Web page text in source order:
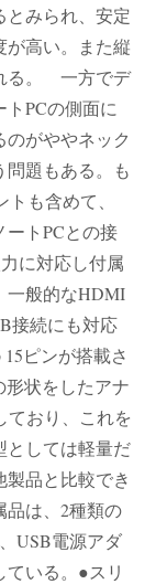
とみられ、安定
が高い。また縦
る。 一方でデ
PCの側面に
がややネック
題もある。も
も含めて、
トPCとの接
に対応し付属
般的なHDMI
接続にも対応
ピンが搭載さ
形状をしたアナ
ており、これを
しては軽量だ
品と比較でき
品は、2種類の
USB電源アダ
いる。●スリ